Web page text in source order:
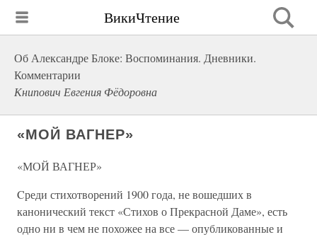
ВикиЧтение
Об Александре Блоке: Воспоминания. Дневники.
Комментарии
Книпович Евгения Фёдоровна
«МОЙ ВАГНЕР»
«МОЙ ВАГНЕР»
Cреди стихотворений 1900 года, не вошедших в
канонический текст «Стихов о Прекрасной Даме», есть
одно ни в чем не похожее на все — опубликованные и